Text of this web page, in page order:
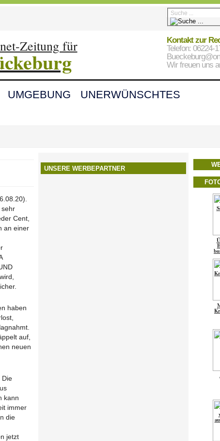
Zeitung für
Kontakt zur
Telefon: 06224-
Wir freuen uns
UMGEBUNG
UNERWÜNSCHTES
sehr
Cent,
an einer
haben
auf,
neuen
Die
kann
immer
die
jetzt
UNSERE WERBEPARTNER